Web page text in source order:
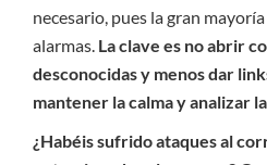
necesario, pues la gran
alarmas. La clave es no abrir
desconocidas y menos dar
mantener la calma y analizar
¿Habéis sufrido ataques al